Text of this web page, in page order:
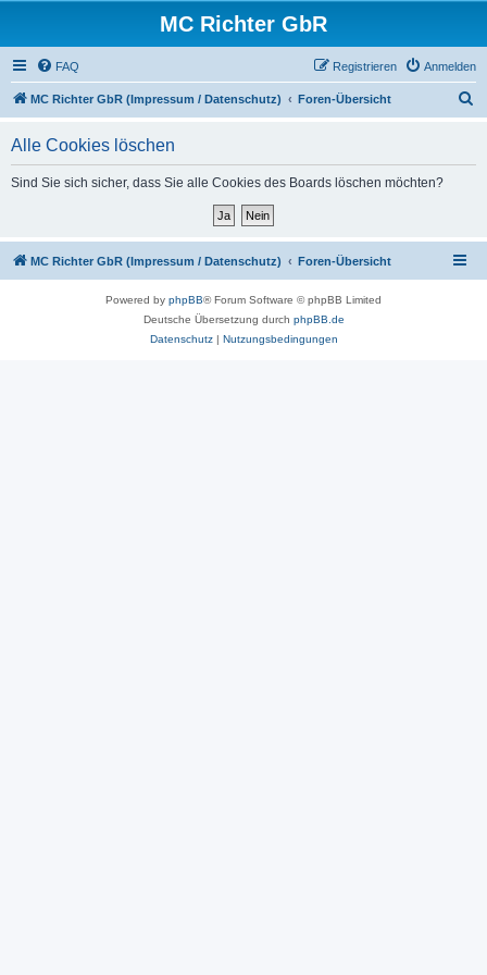
MC Richter GbR
FAQ Anmelden
Registrieren
MC Richter GbR (Impressum / Datenschutz) Foren-Übersicht
Alle Cookies löschen
Sind Sie sich sicher, dass Sie alle Cookies des Boards löschen möchten?
MC Richter GbR (Impressum / Datenschutz) Foren-Übersicht
Powered by phpBB® Forum Software © phpBB Limited
Deutsche Übersetzung durch phpBB.de
Datenschutz| Nutzungsbedingungen